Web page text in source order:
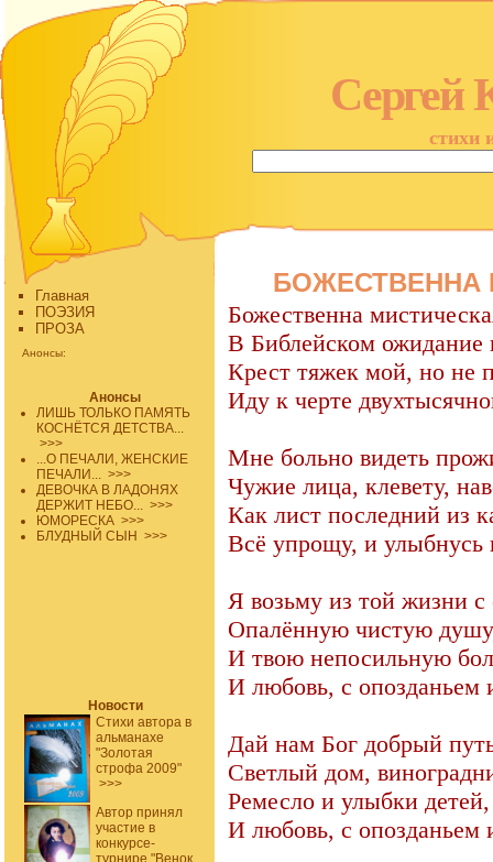
Сергей
стихи
Главная
ПОЭЗИЯ
ПРОЗА
Анонсы:
Анонсы
ЛИШЬ ТОЛЬКО ПАМЯТЬ
КОСНЁТСЯ ДЕТСТВА...
>>>
...О ПЕЧАЛИ, ЖЕНСКИЕ
ПЕЧАЛИ... >>>
ДЕВОЧКА В ЛАДОНЯХ
ДЕРЖИТ НЕБО... >>>
ЮМОРЕСКА >>>
БЛУДНЫЙ СЫН >>>
Новости
Стихи автора в
альманахе
"Золотая
строфа 2009"
>>>
Автор принял
участие в
конкурсе-
турнире "Венок
БОЖЕСТВЕННА
Божественна
В Библейском ожидание
Крест тяжек мой, но не
Иду к черте
Мне больно видеть
Чужие лица, клевету,
Как лист последний из
Всё упрощу, и улыбнусь
Я возьму из той жизни с
Опалённую чистую
И твою непосильную
И любовь, с
Дай нам Бог добрый
Светлый дом,
Ремесло и улыбки детей,
И любовь, с